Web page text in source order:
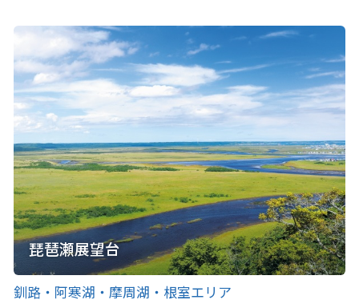
琵琶瀬展望台
釧路・阿寒湖・摩周湖・根室エリア